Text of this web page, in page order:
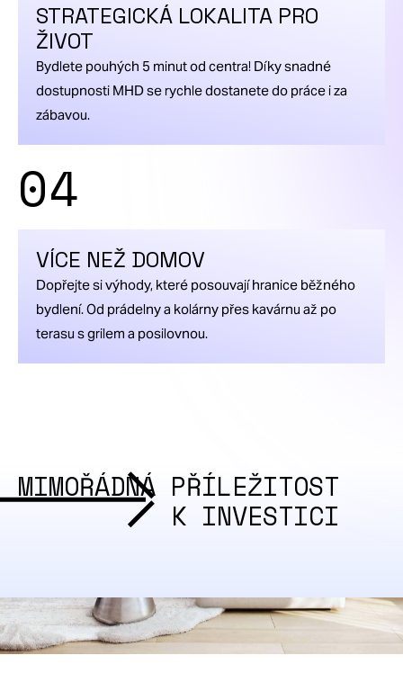
STRATEGICKÁ LOKALITA PRO
ŽIVOT
Bydlete pouhých 5 minut od centra! Díky snadné
dostupnosti MHD se rychle dostanete do práce i za
zábavou.
04
VÍCE NEŽ DOMOV
Dopřejte si výhody, které posouvají hranice běžného
bydlení. Od prádelny a kolárny přes kavárnu až po
terasu s grilem a posilovnou.
MIMOŘÁDNÁ PŘÍLEŽITOST
K INVESTICI